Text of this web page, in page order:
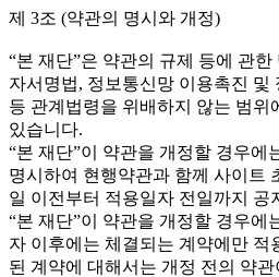
제 3조 (약관의 명시와 개정)
“본 재단”은 약관의 규제 등에 관
자서명법, 정보통신망 이용촉진 및
등 관계법령을 위배하지 않는 범위
있습니다.
“본 재단”이 약관을 개정할 경우에
명시하여 현행약관과 함께 사이트
일 이전부터 적용일자 전일까지 공
“본 재단”이 약관을 개정할 경우에
자 이후에는 체결되는 계약에만 적
된 계약에 대해서는 개정 전의 약